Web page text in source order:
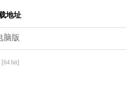
地址
脑版
bit]